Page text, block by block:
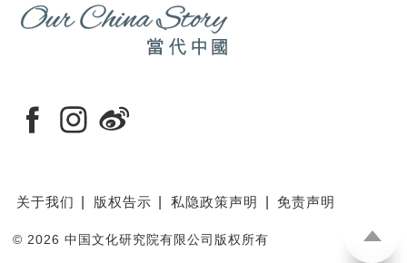
关于我们 版权告示 私隐政策声明 免责声明
© 2026 中国文化研究院有限公司版权所有